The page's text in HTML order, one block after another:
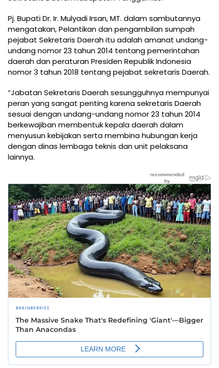
Pj. Bupati Dr. Ir. Mulyadi Irsan, MT. dalam sambutannya
mengatakan, Pelantikan dan pengambilan sumpah
pejabat Sekretaris Daerah itu adalah amanat undang-
undang nomor 23 tahun 2014 tentang pemerintahan
daerah dan peraturan Presiden Republik Indonesia
nomor 3 tahun 2018 tentang pejabat sekretaris Daerah.
“Jabatan Sekretaris Daerah sesungguhnya mempunyai
peran yang sangat penting karena sekretaris Daerah
sesuai dengan undang-undang nomor 23 tahun 2014
berkewajiban membentuk kepala daerah dalam
menyusun kebijakan serta membina hubungan kerja
dengan dinas lembaga teknis dan unit pelaksana
lainnya.